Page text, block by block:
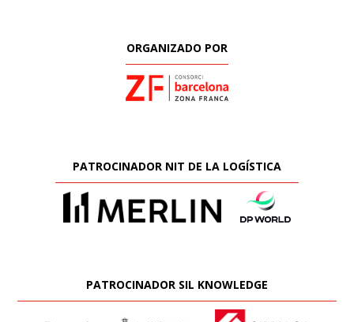
ORGANIZADO POR
PATROCINADOR NIT DE LA LOGÍSTICA
PATROCINADOR SIL KNOWLEDGE